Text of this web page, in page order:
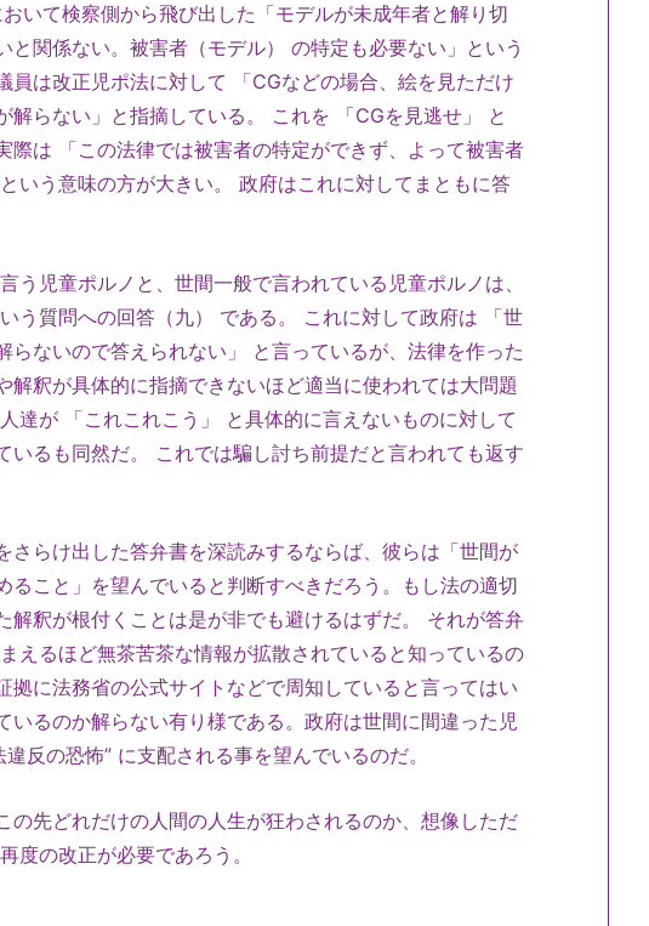
いて検察側から飛び出した「モデルが未成年者と解り切
と関係ない。被害者（モデル） の特定も必要ない」という
員は改正児ポ法に対して 「CGなどの場合、絵を見ただけ
解らない」と指摘している。 これを 「CGを見逃せ」 と
際は 「この法律では被害者の特定ができず、よって被害者
いう意味の方が大きい。 政府はこれに対してまともに答
児童ポルノと、世間一般で言われている児童ポルノは、
う質問への回答（九） である。 これに対して政府は 「世
らないので答えられない」 と言っているが、法律を作った
解釈が具体的に指摘できないほど適当に使われては大問題
達が 「これこれこう」 と具体的に言えないものに対して
いるも同然だ。 これでは騙し討ち前提だと言われても返す
らけ出した答弁書を深読みするならば、彼らは「世間が
ること」を望んでいると判断すべきだろう。もし法の適切
解釈が根付くことは是が非でも避けるはずだ。 それが答弁
えるほど無茶苦茶な情報が拡散されていると知っているの
拠に法務省の公式サイトなどで周知していると言ってはい
いるのか解らない有り様である。政府は世間に間違った児
反の恐怖” に支配される事を望んでいるのだ。
先どれだけの人間の人生が狂わされるのか、想像しただ
度の改正が必要であろう。